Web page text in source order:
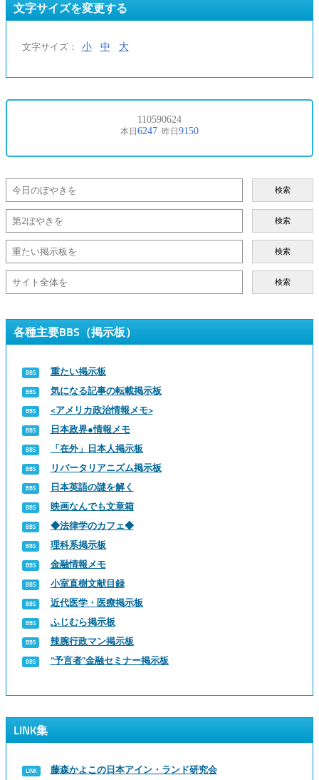
文字サイズを変更する
文字サイズ： 小 中 大
検索
検索
検索
検索
各種主要BBS（掲示板）
重たい掲示板
気になる記事の転載掲示板
<アメリカ政治情報メモ>
日本政界●情報メモ
「在外」日本人掲示板
リバータリアニズム掲示板
日本英語の謎を解く
映画なんでも文章箱
◆法律学のカフェ◆
理科系掲示板
金融情報メモ
小室直樹文献目録
近代医学・医療掲示板
ふじむら掲示板
辣腕行政マン掲示板
“予言者”金融セミナー掲示板
LINK集
藤森かよこの日本アイン・ランド研究会